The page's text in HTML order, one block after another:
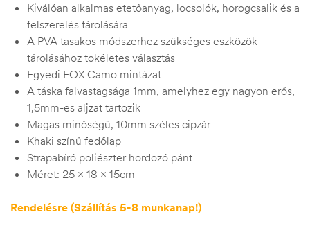
Kiválóan alkalmas etetőanyag, locsolók, horogcsalik és a
felszerelés tárolására
A PVA tasakos módszerhez szükséges eszközök
tárolásához tökéletes választás
Egyedi FOX Camo mintázat
A táska falvastagsága 1mm, amelyhez egy nagyon erős,
1,5mm-es aljzat tartozik
Magas minőségű, 10mm széles cipzár
Khaki színű fedőlap
Strapabíró poliészter hordozó pánt
Méret: 25 x 18 x 15cm
Rendelésre (Szállítás 5-8 munkanap!)